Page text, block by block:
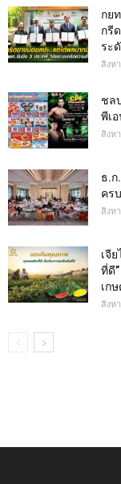
กย
กรี
ระ
สิงห
ชล
พีเ
สิงห
ธ.ก
คร
สิงห
เจี
ที่ดี
เก
สิงห